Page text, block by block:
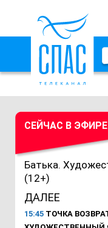
СЕЙЧАС В ЭФИРЕ
Батька.
(12+)
ДАЛЕЕ
15:45 ТОЧКА